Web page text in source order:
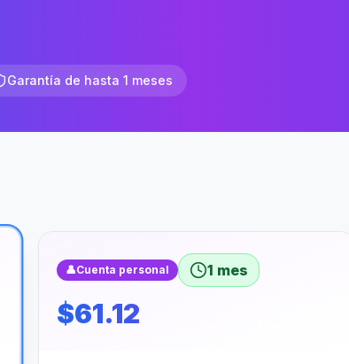
Garantía de hasta 1 meses
👤Cuenta personal 1 mes
$61.12